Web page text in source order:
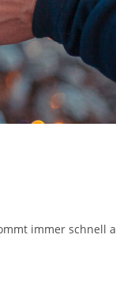
immer schnell